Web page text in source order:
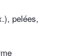
pelées,